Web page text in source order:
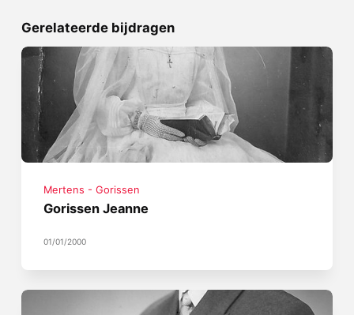
Gerelateerde bijdragen
Mertens - Gorissen
Gorissen Jeanne
01/01/2000